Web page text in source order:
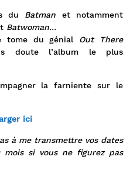
du Batman et notamment
Batwoman…
tome du génial Out There
doute l’album le plus
la farniente sur le
ici
à me transmettre vos dates
si vous ne figurez pas